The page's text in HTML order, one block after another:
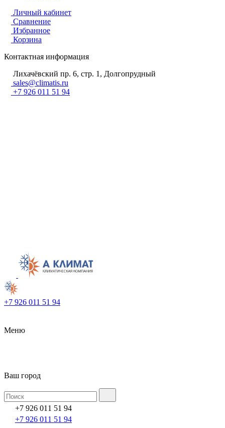
Личный кабинет
Сравнение
Избранное
Корзина
Контактная информация
Лихачёвский пр. 6, стр. 1, Долгопрудный
sales@climatis.ru
+7 926 011 51 94
+7 926 011 51 94
Меню
Ваш город
+7 926 011 51 94
+7 926 011 51 94